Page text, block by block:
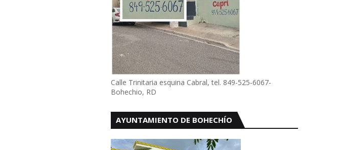
Calle Trinitaria esquina Cabral, tel. 849-525-6067-
Bohechio, RD
AYUNTAMIENTO DE BOHECHÍO